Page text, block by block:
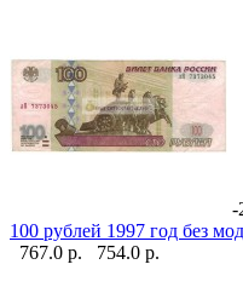
-
100 рублей 1997 год без
767.0 р.
754.0 р.